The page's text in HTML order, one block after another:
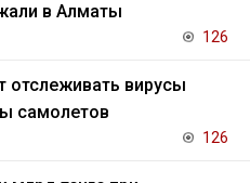
в Алматы
126
отслеживать вирусы
самолетов
126